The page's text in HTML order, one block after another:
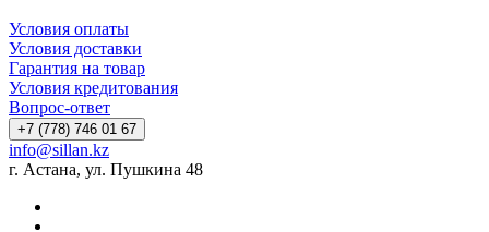
Условия оплаты
Условия доставки
Гарантия на товар
Условия кредитования
Вопрос-ответ
+7 (778) 746 01 67
info@sillan.kz
г. Астана, ул. Пушкина 48